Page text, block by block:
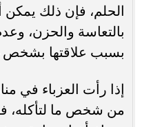
الحلم، فإن ذلك يمكن
بالتعاسة والحزن،
بسبب علاقتها بشخص
إذا رأت العزباء في
من شخص ما لتأكله،